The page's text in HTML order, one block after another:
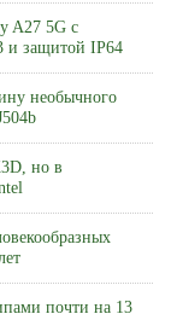
A27 5G с
и защитой IP64
необычного
но в
почти на 13